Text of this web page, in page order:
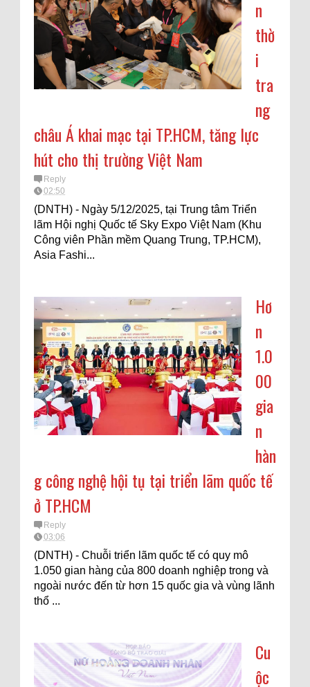
n
thờ
i
tra
ng
châu Á khai mạc tại TP.HCM, tăng lực
hút cho thị trường Việt Nam
Reply
02:50
(DNTH) - Ngày 5/12/2025, tại Trung tâm Triển
lãm Hội nghị Quốc tế Sky Expo Việt Nam (Khu
Công viên Phần mềm Quang Trung, TP.HCM),
Asia Fashi...
Hơ
n
1.0
00
gia
n
hàn
g công nghệ hội tụ tại triển lãm quốc tế
ở TP.HCM
Reply
03:06
(DNTH) - Chuỗi triển lãm quốc tế có quy mô
1.050 gian hàng của 800 doanh nghiệp trong và
ngoài nước đến từ hơn 15 quốc gia và vùng lãnh
thổ ...
Cu
ộc